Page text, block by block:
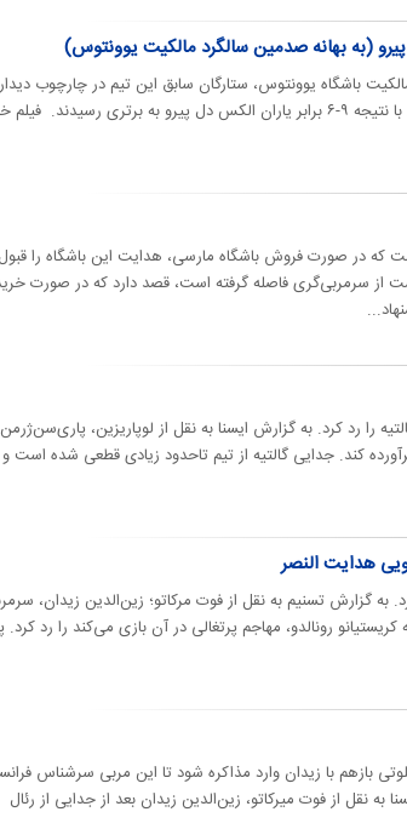
باشگاه یوونتوس، ستارگان سابق این تیم در چارچوب
دوستانه به مصاف یکدیگر رفتند که در نهایت یاران زیدان با نتیجه ۹-۶ برابر یاران الکس دل پیرو به برتری
که در صورت فروش باشگاه مارسی، هدایت این باشگاه را قبول
سرمربی‌گری فاصله گرفته است، قصد دارد که در صورت
را رد کرد. به گزارش ایسنا به نقل از لوپاریزین، پاری‌سن‌ژرمن
کند. جدایی گالتیه از تیم تاحدود زیادی قطعی شده است و
به گزارش تسنیم به نقل از فوت مرکاتو؛ زین‌الدین زیدان،
رونالدو، مهاجم پرتغالی در آن بازی می‌کند را رد
بازهم با زیدان وارد مذاکره شود تا این مربی سرشناس
به نقل از فوت میرکاتو، زین‌الدین زیدان بعد از جدایی از رئال